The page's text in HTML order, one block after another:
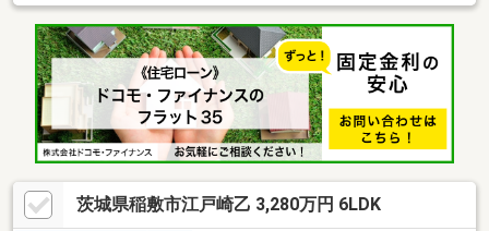
茨城県稲敷市江戸崎乙 3,280万円 6LDK